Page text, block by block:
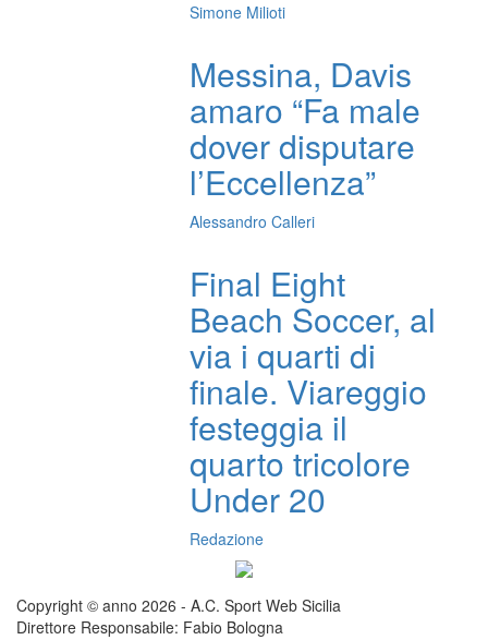
Simone Milioti
Messina, Davis
amaro “Fa male
dover disputare
l’Eccellenza”
Alessandro Calleri
Final Eight
Beach Soccer, al
via i quarti di
finale. Viareggio
festeggia il
quarto tricolore
Under 20
Redazione
Copyright © anno 2026 - A.C. Sport Web Sicilia
Direttore Responsabile: Fabio Bologna